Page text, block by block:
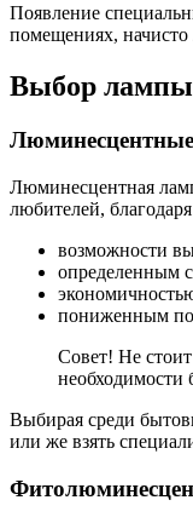
Появление
помещениях,
Выбор лампы
Люминесцентные
Люминесцентная
любителей,
возможности
определенным
пониженным
Совет! Не
необходимости
Выбирая среди
или же взять